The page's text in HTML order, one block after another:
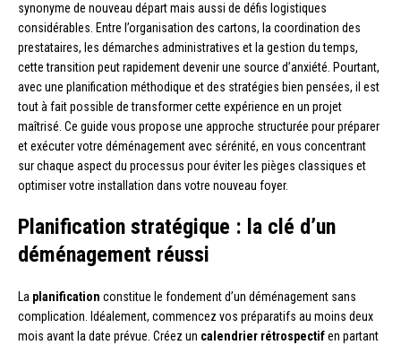
synonyme de nouveau départ mais aussi de défis logistiques
considérables. Entre l’organisation des cartons, la coordination des
prestataires, les démarches administratives et la gestion du temps,
cette transition peut rapidement devenir une source d’anxiété. Pourtant,
avec une planification méthodique et des stratégies bien pensées, il est
tout à fait possible de transformer cette expérience en un projet
maîtrisé. Ce guide vous propose une approche structurée pour préparer
et exécuter votre déménagement avec sérénité, en vous concentrant
sur chaque aspect du processus pour éviter les pièges classiques et
optimiser votre installation dans votre nouveau foyer.
Planification stratégique : la clé d’un
déménagement réussi
La planification constitue le fondement d’un déménagement sans
complication. Idéalement, commencez vos préparatifs au moins deux
mois avant la date prévue. Créez un calendrier rétrospectifen partant